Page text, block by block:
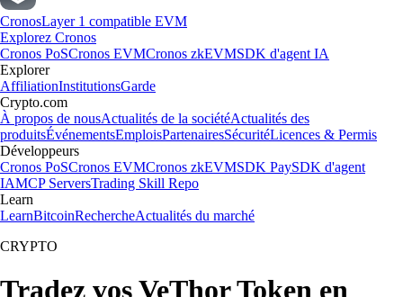
CronosLayer 1 compatible EVM
Explorez Cronos
Cronos PoSCronos EVMCronos zkEVMSDK d'agent IA
Explorer
AffiliationInstitutionsGarde
Crypto.com
À propos de nousActualités de la sociétéActualités des
produitsÉvénementsEmploisPartenairesSécuritéLicences & Permis
Développeurs
Cronos PoSCronos EVMCronos zkEVMSDK PaySDK d'agent
IAMCP ServersTrading Skill Repo
Learn
LearnBitcoinRechercheActualités du marché
CRYPTO
Tradez vos VeThor Token en